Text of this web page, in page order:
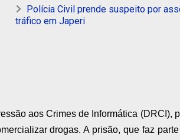
Polícia Civil prende suspeito por
tráfico em Japeri
aos Crimes de Informática (DRCI),
drogas. A prisão, que faz